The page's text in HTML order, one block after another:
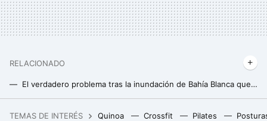
RELACIONADO
El verdadero problema tras la inundación de Bahía Blanca que dejó 16 muertos y 900 evacuados: no se trata del proyecto HAARP
TEMAS DE INTERÉS Quinoa Crossfit Pilates